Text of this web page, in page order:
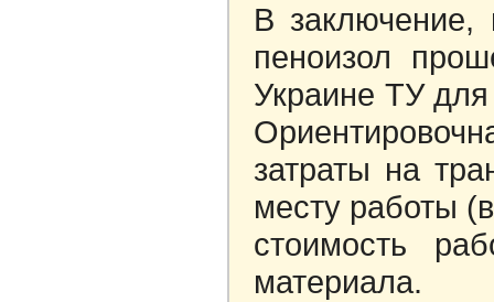
В заключение,
пеноизол
Украине ТУ
затраты на
месту работы
стоимость
материала.